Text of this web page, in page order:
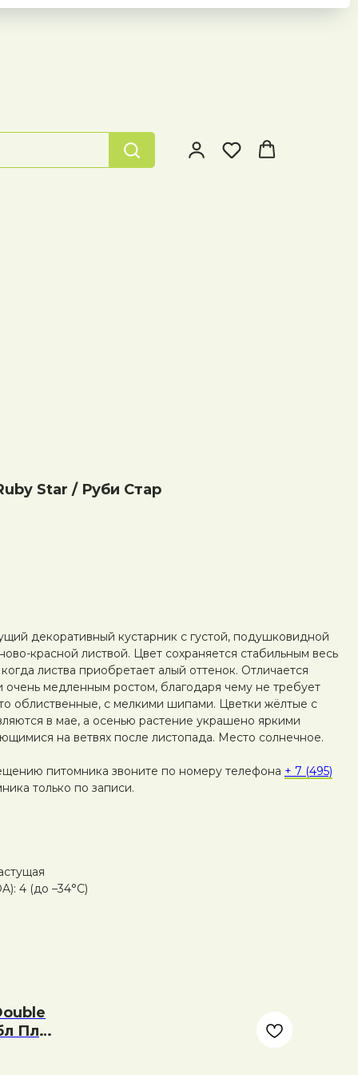
Star / Руби Стар
декоративный кустарник с густой, подушковидной
красной листвой. Цвет сохраняется стабильным весь
листва приобретает алый оттенок. Отличается
очень медленным ростом, благодаря чему не требует
облиственные, с мелкими шипами. Цветки жёлтые с
в мае, а осенью растение украшено яркими
на ветвях после листопада. Место солнечное.
питомника звоните по номеру телефона + 7 (495)
только по записи.
4 (до –34°C)
Плей